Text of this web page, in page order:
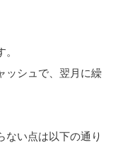
ッシュで、翌月に繰
ない点は以下の通り